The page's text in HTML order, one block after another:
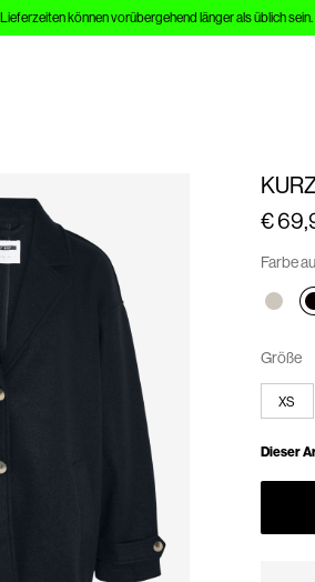
Lieferzeiten können vorübergehend länger als üblich sein.
€
Farbe
Größe
XS
Dieser